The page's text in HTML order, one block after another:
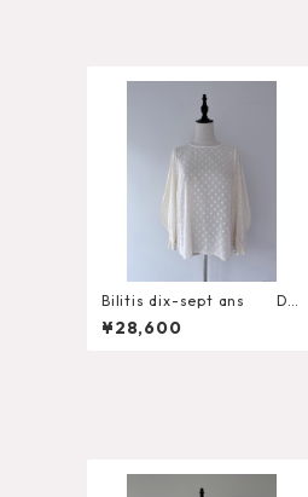
Bilitis dix-sept ans Do
t Jaquard Blouse
¥28,600